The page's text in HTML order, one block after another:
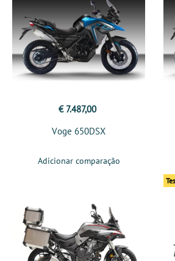
€ 7.487,00
Voge 650DSX
Adicionar comparação